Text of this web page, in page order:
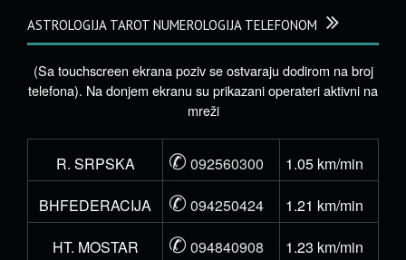
ASTROLOGIJA TAROT NUMEROLOGIJA TELEFONOM
(Sa touchscreen ekrana poziv se ostvaraju dodirom na broj
telefona). Na donjem ekranu su prikazani operateri aktivni na
mreži
R. SRPSKA ✆ 092560300
1.05 km/min
BHFEDERACIJA
✆ 094250424
1.21 km/min
HT. MOSTAR
✆ 094840908 1.23 km/min